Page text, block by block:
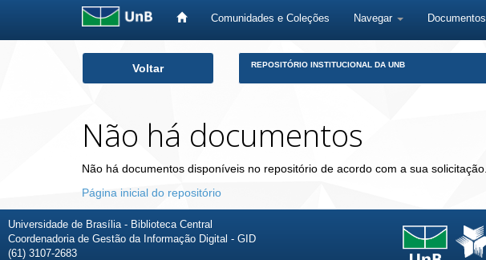
Comunidades e Coleções Navegar Documentos
Voltar REPOSITÓRIO INSTITUCIONAL DA UNB
Não há documentos
Não há documentos disponíveis no repositório de acordo com a sua solicitação.
Página inicial do repositório
Universidade de Brasília - Biblioteca Central
Coordenadoria de Gestão da Informação Digital - GID
(61) 3107-2683